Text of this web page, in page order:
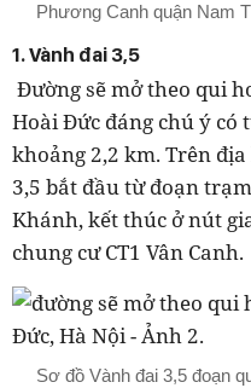
Phương Canh quận Nam
1. Vành đai 3,5
Đường sẽ mở theo qui
Hoài Đức đáng chú ý có
khoảng 2,2 km. Trên
3,5 bắt đầu từ đoạn
Khánh, kết thúc ở nút
chung cư CT1 Vân Canh.
Sơ đồ Vành đai 3,5 đoạn